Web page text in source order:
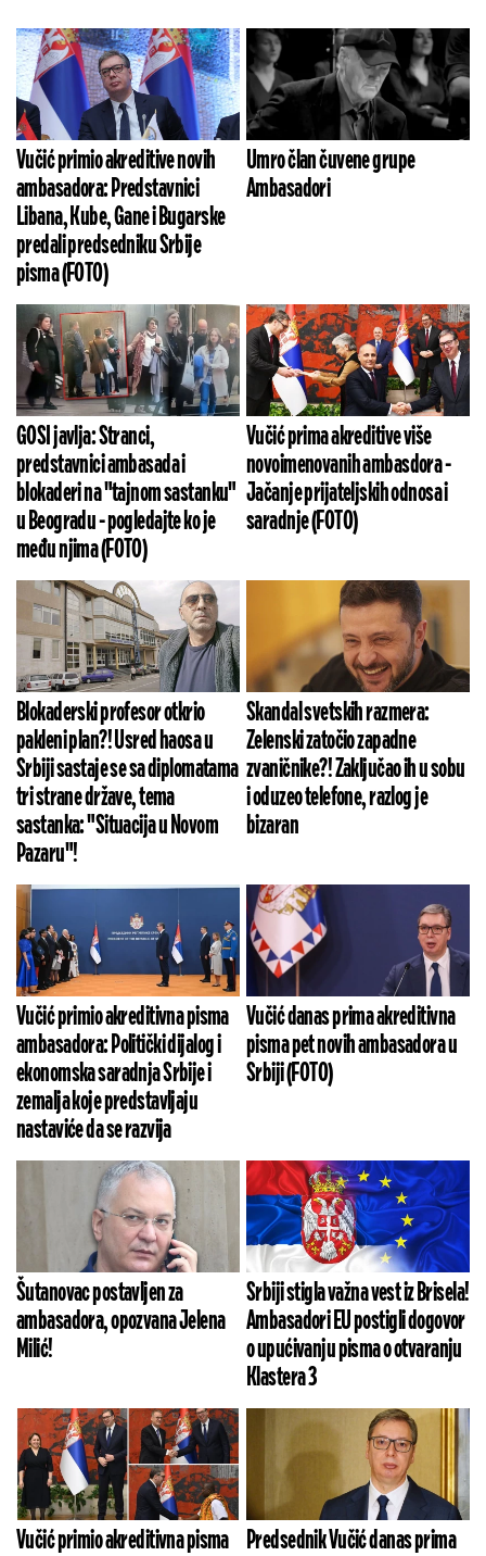
Vučić primio akreditive novih
ambasadora: Predstavnici
Libana, Kube, Gane i Bugarske
predali predsedniku Srbije
pisma (FOTO)
Umro član čuvene grupe
Ambasadori
GOSI javlja: Stranci,
predstavnici ambasada i
blokaderi na "tajnom sastanku"
u Beogradu - pogledajte ko je
među njima (FOTO)
Vučić prima akreditive više
novoimenovanih ambasdora -
Jačanje prijateljskih odnosa i
saradnje (FOTO)
Blokaderski profesor otkrio
pakleni plan?! Usred haosa u
Srbiji sastaje se sa diplomatama
tri strane države, tema
sastanka: "Situacija u Novom
Pazaru"!
Skandal svetskih razmera:
Zelenski zatočio zapadne
zvaničnike?! Zaključao ih u sobu
i oduzeo telefone, razlog je
bizaran
Vučić primio akreditivna pisma
ambasadora: Politički dijalog i
ekonomska saradnja Srbije i
zemalja koje predstavljaju
nastaviće da se razvija
Vučić danas prima akreditivna
pisma pet novih ambasadora u
Srbiji (FOTO)
Šutanovac postavljen za
ambasadora, opozvana Jelena
Milić!
Srbiji stigla važna vest iz Brisela!
Ambasadori EU postigli dogovor
o upućivanju pisma o otvaranju
Klastera 3
Vučić primio akreditivna pisma Predsednik Vučić danas prima